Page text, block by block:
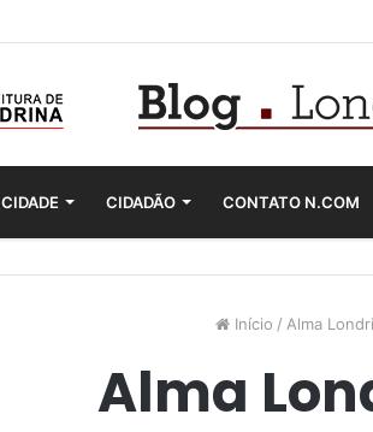
CIDADE CIDADÃO CONTATO N.COM
Início / Alma
Alma